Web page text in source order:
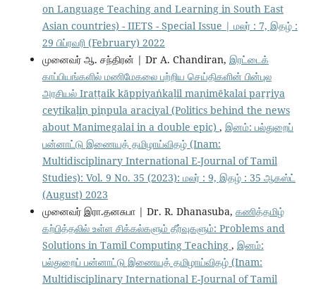
on Language Teaching and Learning in South East
Asian countries) - IIETS - Special Issue | மலர் : 7, இதழ் :
29 பிப்ரவரி (February) 2022
முனைவர் ஆ. சந்திரன் | Dr A. Chandiran, இரட்டைக்
காப்பியங்களில் மணிமேகலை பற்றிய செய்திகளின் பின்புல
அரசியல் Iraṭṭaik kāppiyaṅkaḷil maṇimēkalai paṟṟiya
ceytikaḷiṉ piṉpula araciyal (Politics behind the news
about Manimegalai in a double epic) , இனம்: பல்துறைப்
பன்னாட்டு இணையத் தமிழாய்விதழ் (Inam:
Multidisciplinary International E-Journal of Tamil
Studies): Vol. 9 No. 35 (2023): மலர் : 9, இதழ் : 35 ஆகஸ்ட்
(August) 2023
முனைவர் இரா.தனசுபா | Dr. R. Dhanasuba, கணித்தமிழ்
கற்பித்தலில் உள்ள சிக்கல்களும் தீர்வுகளும்: Problems and
Solutions in Tamil Computing Teaching , இனம்:
பல்துறைப் பன்னாட்டு இணையத் தமிழாய்விதழ் (Inam:
Multidisciplinary International E-Journal of Tamil